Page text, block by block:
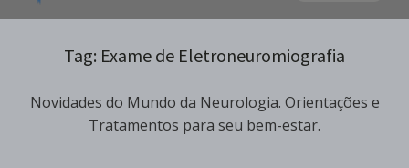
Tag: Exame de Eletroneuromiografia
Novidades do Mundo da Neurologia. Orientações e
Tratamentos para seu bem-estar.